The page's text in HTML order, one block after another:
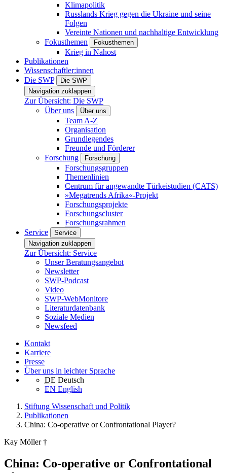
Klimapolitik
Russlands Krieg gegen die Ukraine und seine
Folgen
Vereinte Nationen und nachhaltige Entwicklung
Fokusthemen
Fokusthemen
Krieg in Nahost
Publikationen
Wissenschaftler:innen
Die SWP
Die SWP
Navigation zuklappen
Zur Übersicht: Die SWP
Über uns
Über uns
Team A-Z
Organisation
Grundlegendes
Freunde und Förderer
Forschung
Forschung
Forschungsgruppen
Themenlinien
Centrum für angewandte Türkeistudien (CATS)
»Megatrends Afrika«-Projekt
Forschungsprojekte
Forschungscluster
Forschungsrahmen
Service
Service
Navigation zuklappen
Zur Übersicht: Service
Unser Beratungsangebot
Newsletter
SWP-Podcast
Video
SWP-WebMonitore
Literaturdatenbank
Soziale Medien
Newsfeed
Kontakt
Karriere
Presse
Über uns in leichter Sprache
DE Deutsch
EN English
Stiftung Wissenschaft und Politik
Publikationen
China: Co-operative or Confrontational Player?
Kay Möller †
China: Co-operative or Confrontational